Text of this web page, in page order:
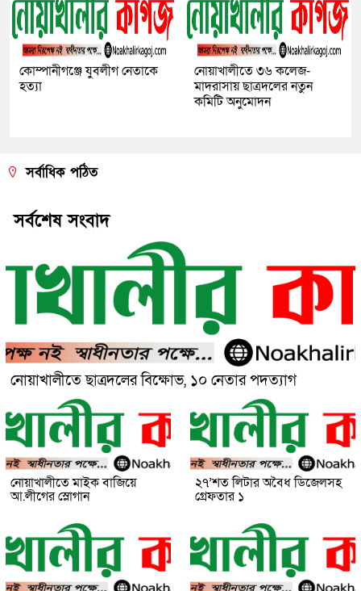
কোম্পানীগঞ্জে যুবলীগ নেতাকে
হত্যা
নোয়াখালীতে ৩৬ কলেজ-
মাদরাসায় ছাত্রদলের নতুন
কমিটি অনুমোদন
সর্বাধিক পঠিত
সর্বশেষ সংবাদ
নোয়াখালীতে ছাত্রদলের বিক্ষোভ, ১০ নেতার পদত্যাগ
নোয়াখালীতে মাইক বাজিয়ে
আ.লীগের স্লোগান
২৭’শত লিটার অবৈধ ডিজেলসহ
গ্রেফতার ১